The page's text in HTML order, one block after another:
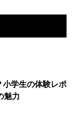
学生の体験レポ
魅力